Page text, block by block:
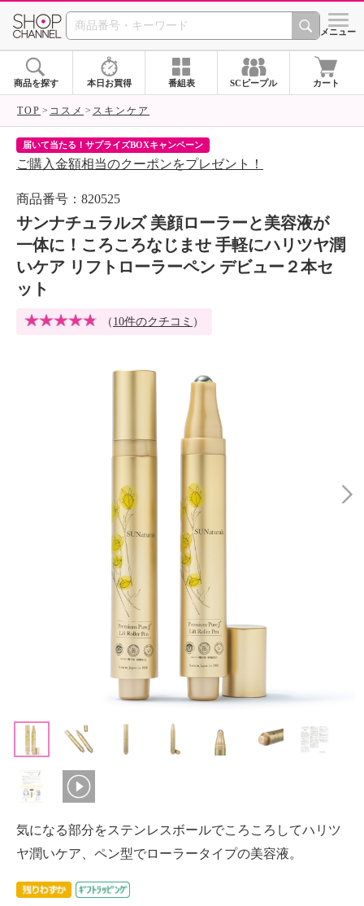
SHOP CHANNEL シメニュー
商品を探す 本日お買得 番組表 SCピープル カート
TOP コスメ スキンケア
届いて当たる！サプライズBOXキャンペーン
ご購入金額相当のクーポンをプレゼント！
商品番号：820525
サンナチュラルズ 美顔ローラーと美容液が
一体に！ころころなじませ 手軽にハリツヤ潤
いケア リフトローラーペン デビュー２本セ
ット
（ 10件のクチコミ ）
気になる部分をステンレスボールでころころしてハリツ
ヤ潤いケア、ペン型でローラータイプの美容液。